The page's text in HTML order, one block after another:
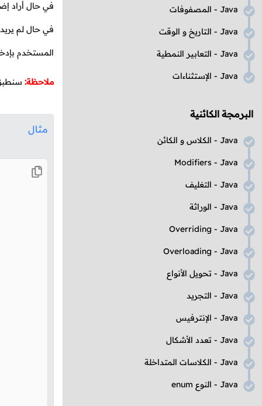
Java - المصفوفات
Java - التاريخ و الوقت
Java - التعابير النمطية
Java - الإستثناءات
البرمجة الكائنية
Java - الكلاس و الكائن
Java
-
Modifiers
Java - التغليف
Java - الوراثة
Java
-
Overriding
Java
-
Overloading
Java - تحويل الأنواع
Java - التجريد
Java - الإنترفيس
Java - تعدد الأشكال
Java - الكلاسات المتداخلة
Java - النوع enum
في حال أراد
في حال لم
المستخدم
ملاحظة:
مثال